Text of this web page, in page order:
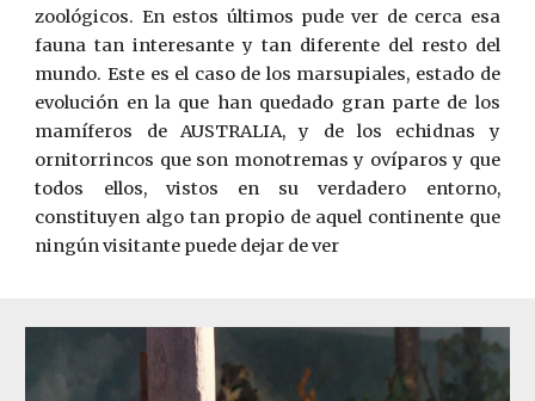
zoológicos. En estos últimos pude ver de cerca esa
fauna tan interesante y tan diferente del resto del
mundo. Este es el caso de los marsupiales, estado de
evolución en la que han quedado gran parte de los
mamíferos de AUSTRALIA, y de los echidnas y
ornitorrincos que son monotremas y ovíparos y que
todos ellos, vistos en su verdadero entorno,
constituyen algo tan propio de aquel continente que
ningún visitante puede dejar de ver